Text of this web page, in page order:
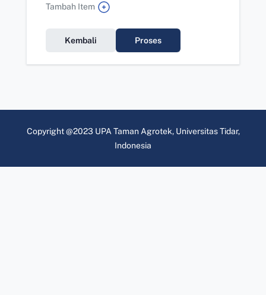
Tambah Item
Kembali Proses
Copyright @2023 UPA Taman Agrotek, Universitas Tidar,
Indonesia